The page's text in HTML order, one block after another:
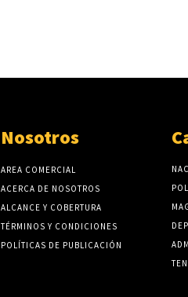
Nosotros
AREA COMERCIAL
ACERCA DE NOSOTROS
ALCANCE Y COBERTURA
TÉRMINOS Y CONDICIONES
POLÍTICAS DE PUBLICACIÓN